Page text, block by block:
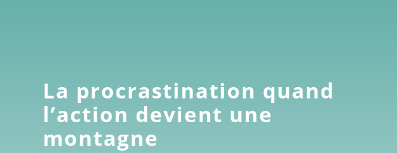
La procrastination quand
l’action devient une
montagne